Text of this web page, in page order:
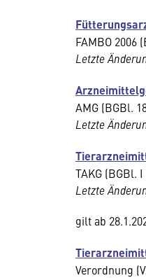
FAMBO 2006
Letzte
AMG (BGBl.
Letzte
TAKG (BGBl.
Letzte
gilt ab
Verordnung